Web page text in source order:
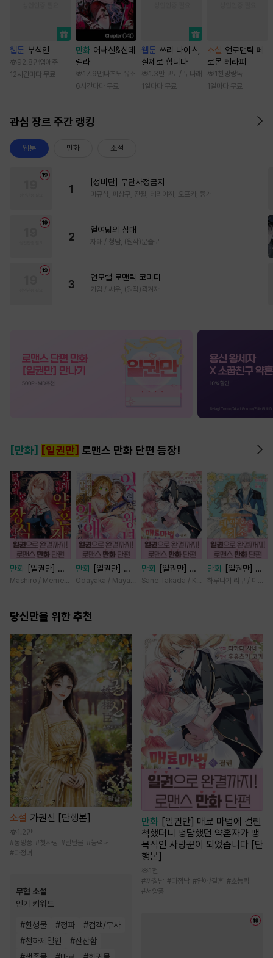
웹툰 부식인
92.8만 임애주
12시간마다 무료
만화 어쌔신&신데
렐라
17.9만 나츠노 유조
6시간마다 무료
웹툰 쓰리 나이츠,
실제로 합니다
1.3만 고토 / 두나래
1일마다 무료
소설 언로맨틱 페
로몬 테라피
1천 망랑독
1일마다 무료
관심 장르 주간 랭킹
웹툰 만화 소설
1
[성비단] 무단사정금지
마규식, 피상구, 진월, 테리야끼, 오프카, 뚱개
2
열여덟의 침대
자태 / 청담, (원작)문슬로
3
언모럴 로맨틱 코미디
가감 / 쌔우, (원작)곽겨자
[만화] [일권만] 로맨스 만화 단편 등장!
만화
[일권만] 실
례지만 약혼자님,
Mashiro / Memeko
만화
[일권만] 잊
혀진 왕녀지만 정
니다 [단행본]
Odayaka / Maya Koike
만화
[일권만] 매
료 마법에 걸린 척
Sane Takada / Koki Fuyutsuki
만화
[일권만] 제
약혼은 취소되었습
하루나기 리구 / 미즈메
당신만을 위한 추천
소설 가권신 [단행본]
1.2만
#동양풍 #첫사랑 #달달물 #능력녀
#다정녀
무협 소설
인기 키워드
#환생물 #정파 #검객/무사
#천하제일인 #잔잔함
만화 [일권만] 매료 마법에 걸린
척했더니 냉담했던 약혼자가 맹
목적인 사랑꾼이 되었습니다 [단
행본]
1천
#까칠남 #다정남 #연애/결혼 #초능력
#서양풍